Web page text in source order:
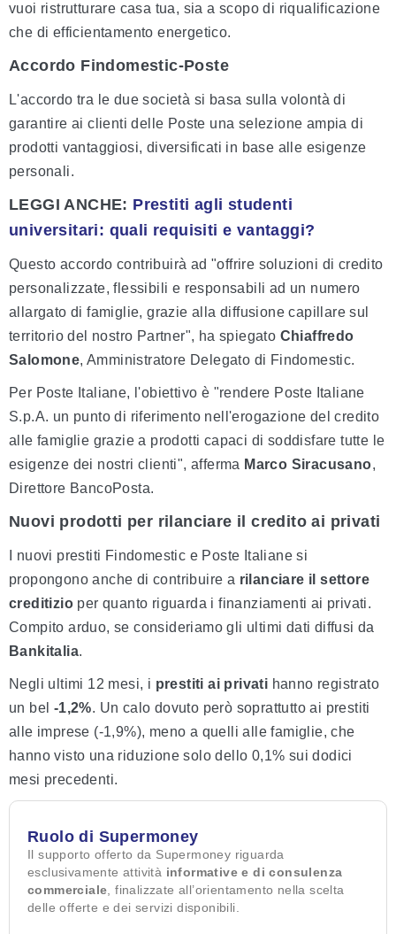
vuoi ristrutturare casa tua, sia a scopo di riqualificazione
che di efficientamento energetico.
Accordo Findomestic-Poste
L'accordo tra le due società si basa sulla volontà di
garantire ai clienti delle Poste una selezione ampia di
prodotti vantaggiosi, diversificati in base alle esigenze
personali.
LEGGI ANCHE: Prestiti agli studenti
universitari: quali requisiti e vantaggi?
Questo accordo contribuirà ad "offrire soluzioni di credito
personalizzate, flessibili e responsabili ad un numero
allargato di famiglie, grazie alla diffusione capillare sul
territorio del nostro Partner", ha spiegato Chiaffredo
Salomone, Amministratore Delegato di Findomestic.
Per Poste Italiane, l'obiettivo è "rendere Poste Italiane
S.p.A. un punto di riferimento nell'erogazione del credito
alle famiglie grazie a prodotti capaci di soddisfare tutte le
esigenze dei nostri clienti", afferma Marco Siracusano,
Direttore BancoPosta.
Nuovi prodotti per rilanciare il credito ai privati
I nuovi prestiti Findomestic e Poste Italiane si
propongono anche di contribuire a rilanciare il settore
creditizio per quanto riguarda i finanziamenti ai privati.
Compito arduo, se consideriamo gli ultimi dati diffusi da
Bankitalia.
Negli ultimi 12 mesi, i prestiti ai privati hanno registrato
un bel -1,2%. Un calo dovuto però soprattutto ai prestiti
alle imprese (-1,9%), meno a quelli alle famiglie, che
hanno visto una riduzione solo dello 0,1% sui dodici
mesi precedenti.
Ruolo di Supermoney
Il supporto offerto da Supermoney riguarda
esclusivamente attività informative e di consulenza
commerciale , finalizzate all’orientamento nella scelta
delle offerte e dei servizi disponibili.